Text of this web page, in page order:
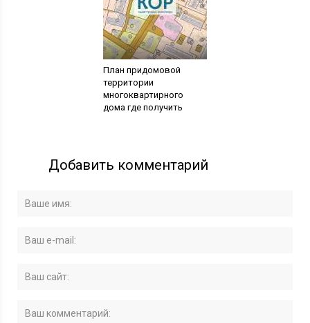
План придомовой
территории
многоквартирного
дома где получить
Добавить комментарий